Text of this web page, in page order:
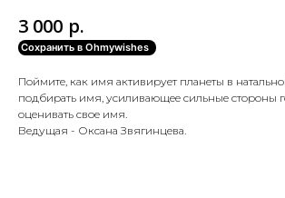
3 000 р.
Сохранить в Ohmywishes
Поймите, как имя активирует планеты в
подбирать имя, усиливающее сильные стороны
оценивать свое имя.
Ведущая - Оксана Звягинцева.